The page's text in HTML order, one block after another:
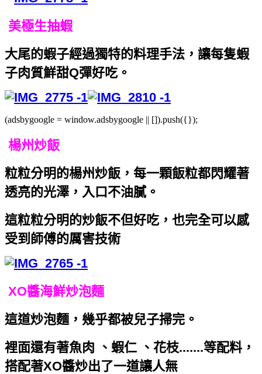
美極生抽蝦
大尾的蝦子經過獨特的料理手法，讓每隻蝦
子肉質鮮甜Q彈好吃。
(adsbygoogle = window.adsbygoogle || []).push({});
楊州炒飯
粒粒分明的楊州炒飯，每一顆飯粒都閃耀著
透亮的光澤，入口不油膩。
這粒粒分明的炒飯不但好吃，也完全可以感
受到師傅的厲害技術
XO醬海鮮炒泡麵
這道炒泡麵，幾乎都被兒子掃完。
裡面還有著魚肉 、蝦仁 、花枝.......等配料，
搭配著XO醬炒出了一道讓人無